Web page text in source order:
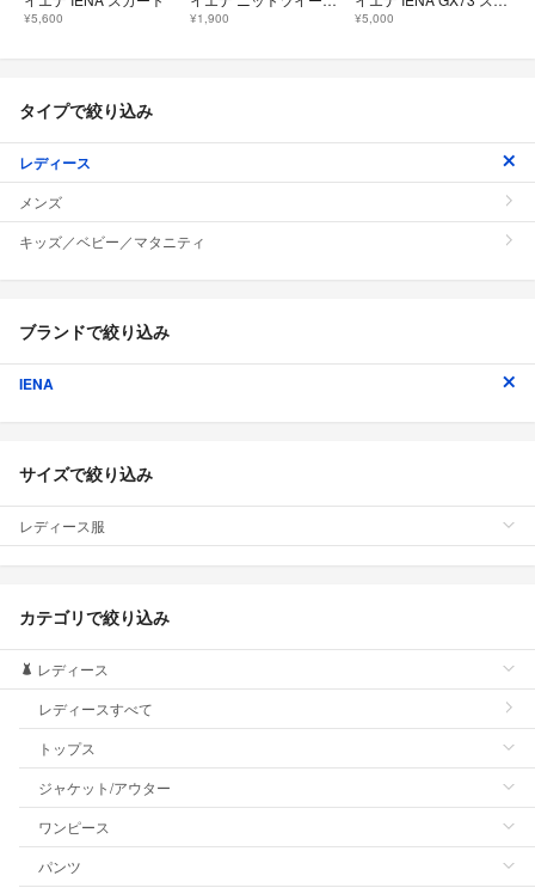
¥5,600 ¥1,900 ¥5,000
タイプで絞り込み
レディース
メンズ
キッズ／ベビー／マタニティ
ブランドで絞り込み
IENA
サイズで絞り込み
レディース服
カテゴリで絞り込み
レディース
レディースすべて
トップス
ジャケット/アウター
ワンピース
パンツ